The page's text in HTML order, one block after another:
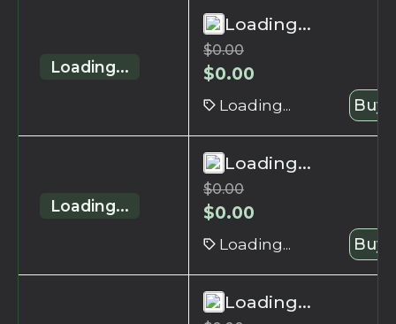
Loading...
Loading...
$0.00
$0.00
Loading... Buy
Loading...
Loading...
$0.00
$0.00
Loading... Buy
Loading...